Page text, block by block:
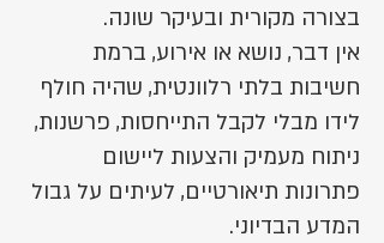
בצורה מקורית ובעיקר שונה.
אין דבר, נושא או אירוע, ברמת
חשיבות בלתי רלוונטית, שהיה חולף
לידו מבלי לקבל התייחסות, פרשנות,
ניתוח מעמיק והצעות ליישום
פתרונות תיאורטיים, לעיתים על גבול
המדע הבדיוני.